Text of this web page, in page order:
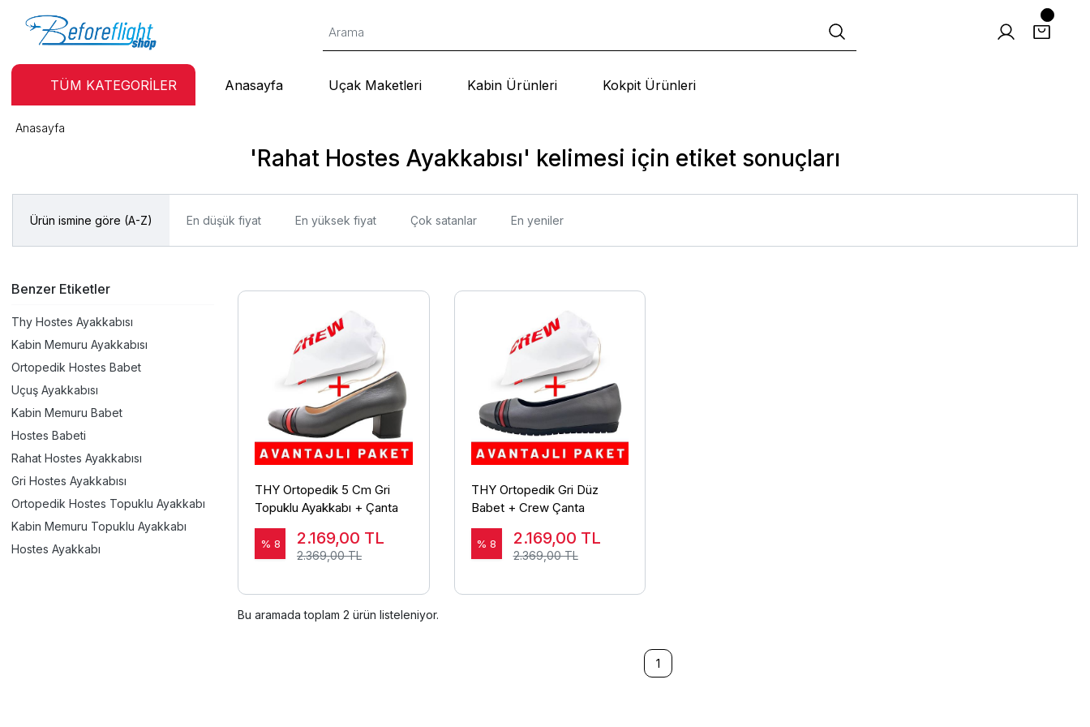
TÜM KATEGORİLER Anasayfa Uçak Maketleri Kabin Ürünleri Kokpit Ürünleri
'Rahat Hostes Ayakkabısı' kelimesi için etiket sonuçları
Anasayfa
Ürün ismine göre (A-Z) En düşük fiyat En yüksek fiyat Çok satanlar En yeniler
Benzer Etiketler
Thy Hostes Ayakkabısı
Kabin Memuru Ayakkabısı
Ortopedik Hostes Babet
Uçuş Ayakkabısı
Kabin Memuru Babet
Hostes Babeti
Rahat Hostes Ayakkabısı
Gri Hostes Ayakkabısı
Ortopedik Hostes Topuklu Ayakkabı
Kabin Memuru Topuklu Ayakkabı
Hostes Ayakkabı
THY Ortopedik 5 Cm Gri
Topuklu Ayakkabı + Çanta
% 8 2.169,00 TL
2.369,00 TL
THY Ortopedik Gri Düz
Babet + Crew Çanta
% 8 2.169,00 TL
2.369,00 TL
Bu aramada toplam 2 ürün listeleniyor.
1